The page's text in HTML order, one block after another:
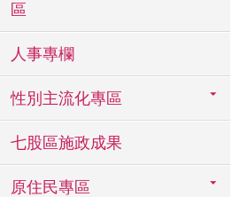
區
人事專欄
性別主流化專區
七股區施政成果
原住民專區